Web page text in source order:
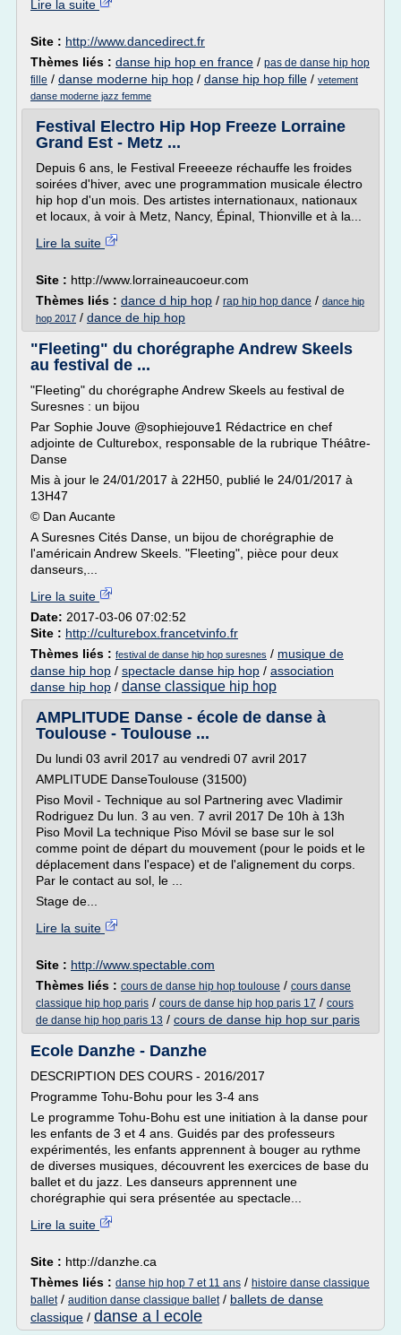
Lire la suite
Site : http://www.dancedirect.fr
Thèmes liés : danse hip hop en france / pas de danse hip hop
fille / danse moderne hip hop / danse hip hop fille / vetement
danse moderne jazz femme
Festival Electro Hip Hop Freeze Lorraine
Grand Est - Metz ...
Depuis 6 ans, le Festival Freeeeze réchauffe les froides
soirées d'hiver, avec une programmation musicale électro
hip hop d'un mois. Des artistes internationaux, nationaux
et locaux, à voir à Metz, Nancy, Épinal, Thionville et à la...
Lire la suite
Site : http://www.lorraineaucoeur.com
Thèmes liés : dance d hip hop / rap hip hop dance / dance hip
hop 2017 / dance de hip hop
"Fleeting" du chorégraphe Andrew Skeels
au festival de ...
"Fleeting" du chorégraphe Andrew Skeels au festival de
Suresnes : un bijou
Par Sophie Jouve @sophiejouve1 Rédactrice en chef
adjointe de Culturebox, responsable de la rubrique Théâtre-
Danse
Mis à jour le 24/01/2017 à 22H50, publié le 24/01/2017 à
13H47
© Dan Aucante
A Suresnes Cités Danse, un bijou de chorégraphie de
l'américain Andrew Skeels. "Fleeting", pièce pour deux
danseurs,...
Lire la suite
Date: 2017-03-06 07:02:52
Site : http://culturebox.francetvinfo.fr
Thèmes liés : festival de danse hip hop suresnes / musique de
danse hip hop / spectacle danse hip hop / association
danse hip hop / danse classique hip hop
AMPLITUDE Danse - école de danse à
Toulouse - Toulouse ...
Du lundi 03 avril 2017 au vendredi 07 avril 2017
AMPLITUDE DanseToulouse (31500)
Piso Movil - Technique au sol Partnering avec Vladimir
Rodriguez Du lun. 3 au ven. 7 avril 2017 De 10h à 13h
Piso Movil La technique Piso Móvil se base sur le sol
comme point de départ du mouvement (pour le poids et le
déplacement dans l'espace) et de l'alignement du corps.
Par le contact au sol, le ...
Stage de...
Lire la suite
Site : http://www.spectable.com
Thèmes liés : cours de danse hip hop toulouse / cours danse
classique hip hop paris / cours de danse hip hop paris 17 / cours
de danse hip hop paris 13 / cours de danse hip hop sur paris
Ecole Danzhe - Danzhe
DESCRIPTION DES COURS - 2016/2017
Programme Tohu-Bohu pour les 3-4 ans
Le programme Tohu-Bohu est une initiation à la danse pour
les enfants de 3 et 4 ans. Guidés par des professeurs
expérimentés, les enfants apprennent à bouger au rythme
de diverses musiques, découvrent les exercices de base du
ballet et du jazz. Les danseurs apprennent une
chorégraphie qui sera présentée au spectacle...
Lire la suite
Site : http://danzhe.ca
Thèmes liés : danse hip hop 7 et 11 ans / histoire danse classique
ballet/ audition danse classique ballet/ ballets de danse
classique / danse a l ecole